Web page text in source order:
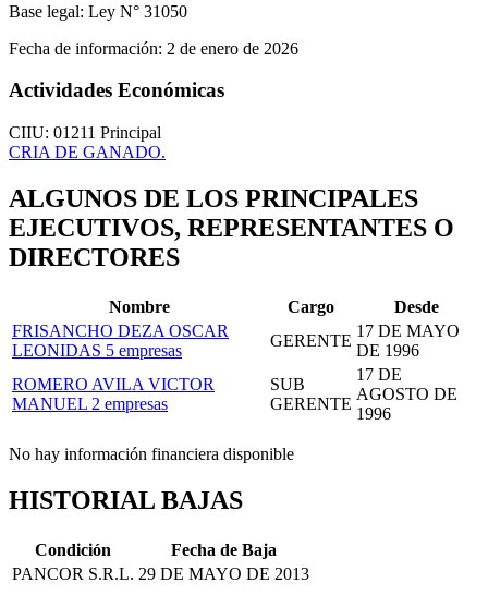
Base legal: Ley N° 31050
Fecha de información: 2 de enero de 2026
Actividades Económicas
CIIU: 01211 Principal
CRIA DE GANADO.
ALGUNOS DE LOS PRINCIPALES
EJECUTIVOS, REPRESENTANTES O
DIRECTORES
Nombre Cargo
Desde
FRISANCHO DEZA OSCAR
LEONIDAS 5 empresas
GERENTE
17 DE MAYO
DE 1996
ROMERO AVILA VICTOR
MANUEL 2 empresas
SUB
GERENTE
17 DE
AGOSTO DE
1996
No hay información financiera disponible
HISTORIAL BAJAS
Condición
Fecha de Baja
PANCOR S.R.L. 29 DE MAYO DE 2013